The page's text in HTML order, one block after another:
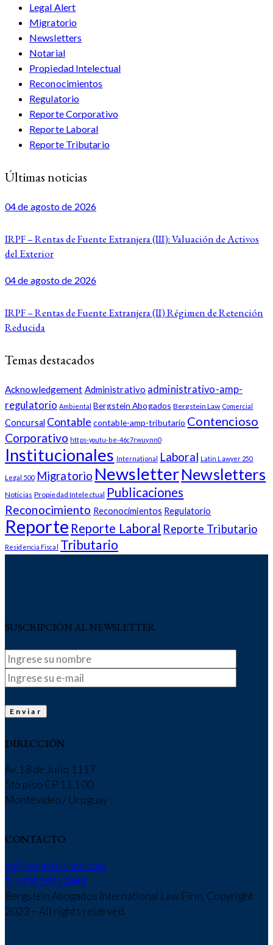
Legal Alert
Migratorio
Newsletters
Notarial
Propiedad Intelectual
Reconocimientos
Regulatorio
Reporte Corporativo
Reporte Laboral
Reporte Tributario
Últimas noticias
04 de agosto de 2026
IRPF – Rentas de Fuente Extranjera (III): Valuación de Activos
del Exterior
04 de agosto de 2026
IRPF – Rentas de Fuente Extranjera (II) Régimen de Retención
Reducida
Temas destacados
Acknowledgement Administrativo administrativo-amp-
regulatorio Ambiental Bergstein Abogados Bergstein Law Comercial
Concursal Contable contable-amp-tributario Contencioso
Corporativo https-youtu-be-46c7rwuynn0
Institucionales International Laboral Latin Lawyer 250
Legal 500 Migratorio NewsletterNewsletters
Noticias Propiedad Intelectual Publicaciones
Reconocimiento Reconocimientos Regulatorio
Reporte Reporte Laboral Reporte Tributario
Residencia Fiscal Tributario
SUSCRIPCIÓN AL NEWSLETTER
DIRECCIÓN
Av. 18 de Julio 1117
5to piso CP 11.100
Montevideo / Uruguay
CONTACTO
eb@bergsteinlaw.com
T. +598 2901 2448
Bergstein Abogados International Law Firm, Copyright
2023 – All rights reserved.